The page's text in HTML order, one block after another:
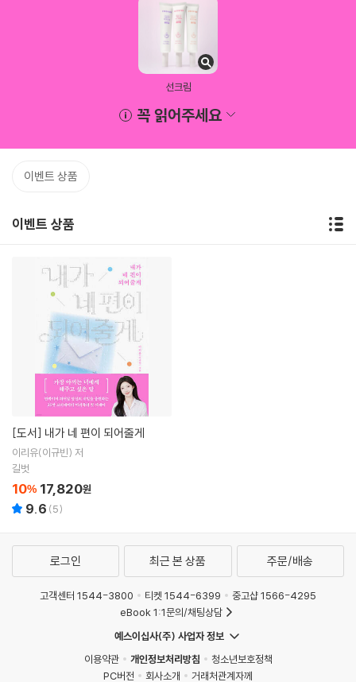
선크림
꼭 읽어주세요
이벤트 상품
이벤트 상품
[도서] 내가 네 편이 되어줄게
이리유(이규빈) 저
길벗
10% 17,820원
9.6 (5)
로그인 최근 본 상품 주문/배송
고객센터 1544-3800 티켓 1544-6399
중고샵 1566-4295
eBook 1:1문의/채팅상담
예스이십사(주) 사업자 정보
이용약관
개인정보처리방침
청소년보호정책
PC버전
회사소개 거래처관계자께